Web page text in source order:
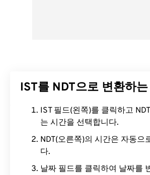
IST를 NDT으로 변환하는
IST 필드(왼쪽)를 클릭하고
는 시간을 선택합니다.
NDT(오른쪽)의 시간은 자동으
다.
날짜 필드를 클릭하여 날짜를